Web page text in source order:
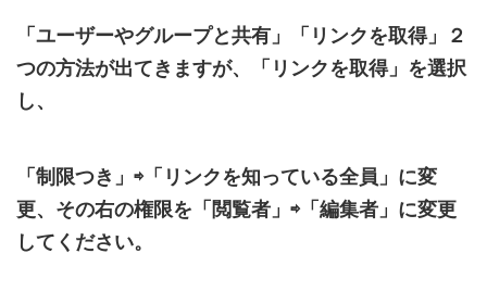
「ユーザーやグループと共有」「リンクを取得」２
つの方法が出てきますが、「リンクを取得」を選択
し、
「制限つき」⇨「リンクを知っている全員」に変
更、その右の権限を「閲覧者」⇨「編集者」に変更
してください。